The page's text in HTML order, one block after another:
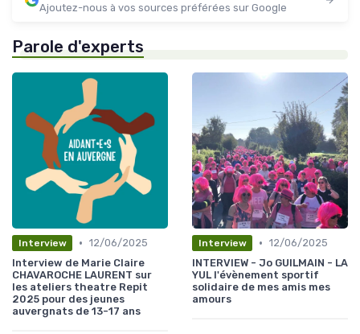
Ajoutez-nous à vos sources préférées sur Google
Parole d'experts
Interview • 12/06/2025
Interview de Marie Claire
CHAVAROCHE LAURENT sur
les ateliers theatre Repit
2025 pour des jeunes
auvergnats de 13-17 ans
Interview • 12/06/2025
INTERVIEW - Jo GUILMAIN - LA
YUL l'évènement sportif
solidaire de mes amis mes
amours